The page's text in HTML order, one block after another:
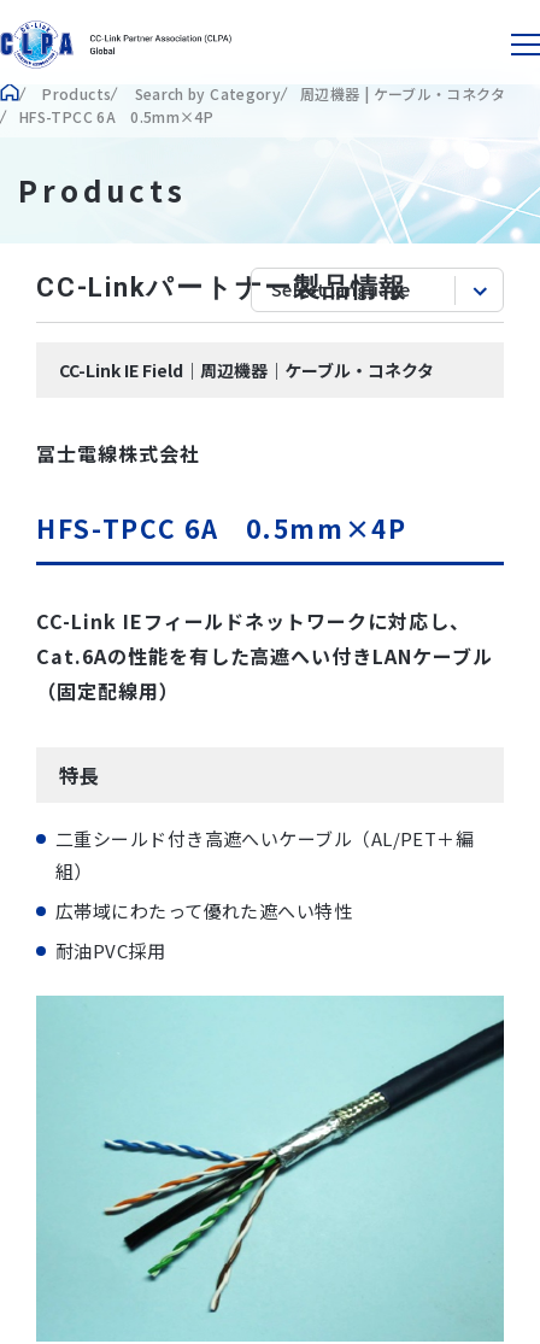
Products Search by Category
周辺機器 | ケーブル・コネクタ
HFS-TPCC 6A 0.5mm×4P
Products
CC-Linkパートナー製品情報
CC-Link IE Field｜周辺機器｜ケーブル・コネクタ
冨士電線株式会社
HFS-TPCC 6A 0.5mm×4P
CC-Link IEフィールドネットワークに対応し、
Cat.6Aの性能を有した高遮へい付きLANケーブル
（固定配線用）
特長
二重シールド付き高遮へいケーブル（AL/PET＋編
組）
広帯域にわたって優れた遮へい特性
耐油PVC採用